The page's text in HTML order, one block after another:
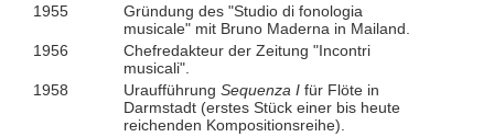
1955
Gründung des "Studio di fonologia
musicale" mit Bruno Maderna in Mailand.
1956
Chefredakteur der Zeitung "Incontri
musicali".
1958
Uraufführung Sequenza Ifür Flöte in
Darmstadt (erstes Stück einer bis heute
reichenden Kompositionsreihe).